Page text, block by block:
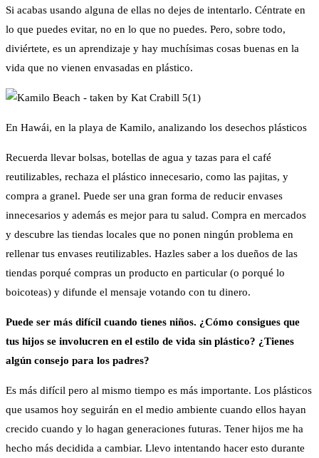
Si acabas usando alguna de ellas no dejes de intentarlo. Céntrate en
lo que puedes evitar, no en lo que no puedes. Pero, sobre todo,
diviértete, es un aprendizaje y hay muchísimas cosas buenas en la
vida que no vienen envasadas en plástico.
En Hawái, en la playa de Kamilo, analizando los desechos plásticos
Recuerda llevar bolsas, botellas de agua y tazas para el café
reutilizables, rechaza el plástico innecesario, como las pajitas, y
compra a granel. Puede ser una gran forma de reducir envases
innecesarios y además es mejor para tu salud. Compra en mercados
y descubre las tiendas locales que no ponen ningún problema en
rellenar tus envases reutilizables. Hazles saber a los dueños de las
tiendas porqué compras un producto en particular (o porqué lo
boicoteas) y difunde el mensaje votando con tu dinero.
Puede ser más difícil cuando tienes niños. ¿Cómo consigues que
tus hijos se involucren en el estilo de vida sin plástico? ¿Tienes
algún consejo para los padres?
Es más difícil pero al mismo tiempo es más importante. Los plásticos
que usamos hoy seguirán en el medio ambiente cuando ellos hayan
crecido cuando y lo hagan generaciones futuras. Tener hijos me ha
hecho más decidida a cambiar. Llevo intentando hacer esto durante